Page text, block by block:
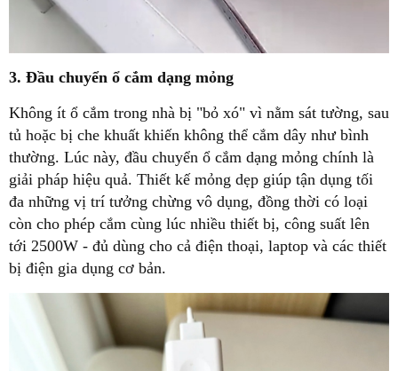
3. Đầu chuyển ổ cắm dạng mỏng
Không ít ổ cắm trong nhà bị "bỏ xó" vì nằm sát tường, sau
tủ hoặc bị che khuất khiến không thể cắm dây như bình
thường. Lúc này, đầu chuyển ổ cắm dạng mỏng chính là
giải pháp hiệu quả. Thiết kế mỏng dẹp giúp tận dụng tối
đa những vị trí tưởng chừng vô dụng, đồng thời có loại
còn cho phép cắm cùng lúc nhiều thiết bị, công suất lên
tới 2500W - đủ dùng cho cả điện thoại, laptop và các thiết
bị điện gia dụng cơ bản.